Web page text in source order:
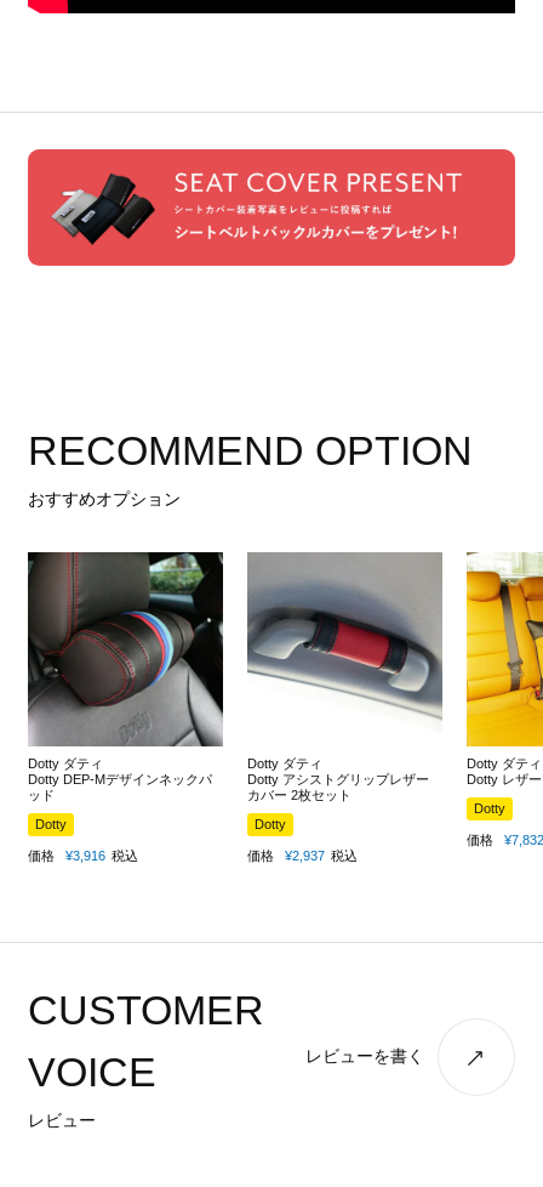
RECOMMEND OPTION
おすすめオプション
Dotty ダティ
Dotty DEP-Mデザインネックパ
ッド
Dotty
価格 ¥3,916 税込
Dotty ダティ
Dotty アシストグリップレザー
カバー 2枚セット
Dotty
価格 ¥2,937 税込
Dotty ダティ
Dotty レザ
Dotty
価格 ¥7,832
CUSTOMER
VOICE
レビュー
レビューを書く